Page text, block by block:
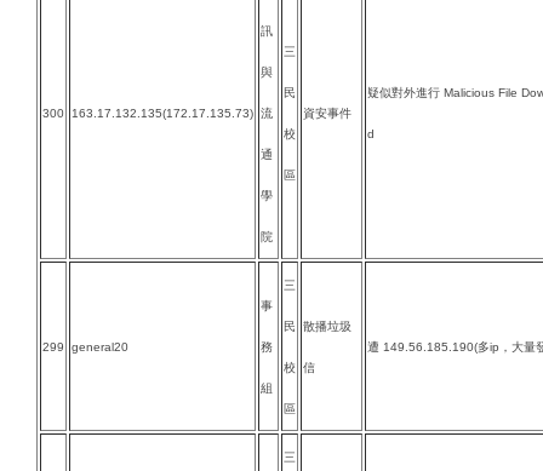
300 163.17.132.135(172.17.135.73)
訊
與
流
通
學
院
三
民
校
區
資安事件
疑似對外進行 Malicious File
d
299 general20
事
務
組
三
民
校
區
散播垃圾
信
遭 149.56.185.190(多ip，大量
三